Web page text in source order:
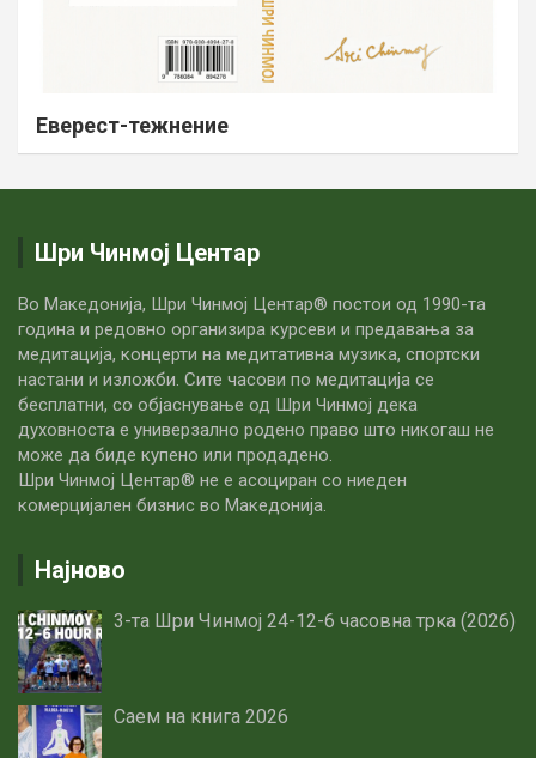
Еверест-тежнение
Шри Чинмој Центар
Во Македонија, Шри Чинмој Центар® постои од 1990-та
година и редовно организира курсеви и предавања за
медитација, концерти на медитативна музика, спортски
настани и изложби. Сите часови по медитацијa се
бесплатни, со објаснување од Шри Чинмој дека
духовноста е универзално родено право што никогаш не
може да биде купено или продадено.
Шри Чинмој Центар® не е асоциран со ниеден
комерцијален бизнис во Македонија.
Најново
3-та Шри Чинмој 24-12-6 часовна трка (2026)
Саем на книга 2026